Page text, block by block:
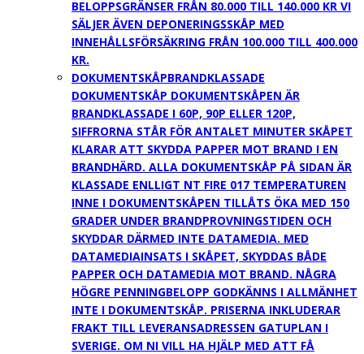
BELOPPSGRÄNSER FRÅN 80.000 TILL 140.000 KR VI
SÄLJER ÄVEN DEPONERINGSSKÅP MED
INNEHÅLLSFÖRSÄKRING FRÅN 100.000 TILL 400.000
KR.
DOKUMENTSKÅPBRANDKLASSADE
DOKUMENTSKÅP DOKUMENTSKÅPEN ÄR
BRANDKLASSADE I 60P, 90P ELLER 120P,
SIFFRORNA STÅR FÖR ANTALET MINUTER SKÅPET
KLARAR ATT SKYDDA PAPPER MOT BRAND I EN
BRANDHÄRD. ALLA DOKUMENTSKÅP PÅ SIDAN ÄR
KLASSADE ENLLIGT NT FIRE 017 TEMPERATUREN
INNE I DOKUMENTSKÅPEN TILLÅTS ÖKA MED 150
GRADER UNDER BRANDPROVNINGSTIDEN OCH
SKYDDAR DÄRMED INTE DATAMEDIA. MED
DATAMEDIAINSATS I SKÅPET, SKYDDAS BÅDE
PAPPER OCH DATAMEDIA MOT BRAND. NÅGRA
HÖGRE PENNINGBELOPP GODKÄNNS I ALLMÄNHET
INTE I DOKUMENTSKÅP. PRISERNA INKLUDERAR
FRAKT TILL LEVERANSADRESSEN GATUPLAN I
SVERIGE. OM NI VILL HA HJÄLP MED ATT FÅ